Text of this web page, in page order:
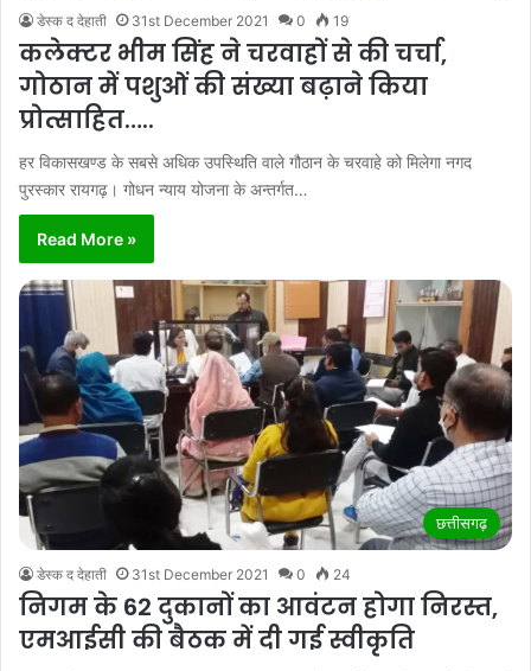
डेस्क द देहाती 31st December 2021 0 19
कलेक्टर भीम सिंह ने चरवाहों से की चर्चा,
गोठान में पशुओं की संख्या बढ़ाने किया
प्रोत्साहित…..
हर विकासखण्ड के सबसे अधिक उपस्थिति वाले गौठान के चरवाहे को मिलेगा नगद
पुरस्कार रायगढ़। गोधन न्याय योजना के अन्तर्गत…
Read More »
छत्तीसगढ़
डेस्क द देहाती 31st December 2021 0 24
निगम के 62 दुकानों का आवंटन होगा निरस्त,
एमआईसी की बैठक में दी गई स्वीकृति